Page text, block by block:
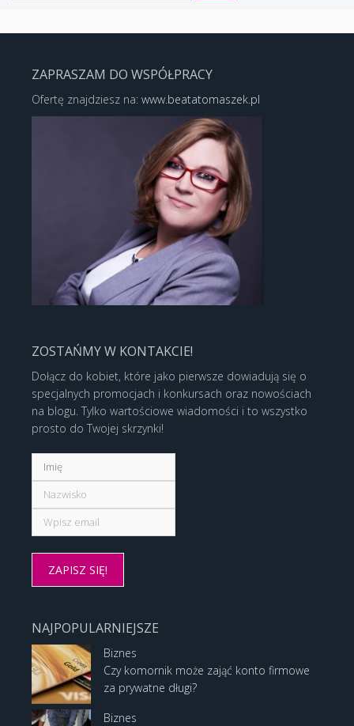
ZAPRASZAM DO WSPÓŁPRACY
Ofertę znajdziesz na: www.beatatomaszek.pl
ZOSTAŃMY W KONTAKCIE!
Dołącz do kobiet, które jako pierwsze dowiadują się o
specjalnych promocjach i konkursach oraz nowościach
na blogu. Tylko wartościowe wiadomości i to wszystko
prosto do Twojej skrzynki!
NAJPOPULARNIEJSZE
Biznes
Czy komornik może zająć konto firmowe
za prywatne długi?
Biznes